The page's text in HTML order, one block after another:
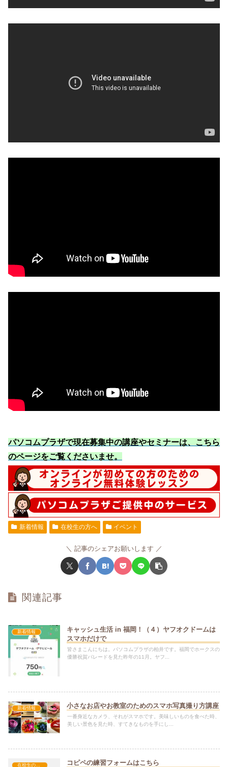
パソコムプラザで現在募集中の講座やセミナーは、こちら
のページをご覧くださいませ。
新着情報 在校生の方へ イベント
記事のシェアお願いします
関連記事
新着情報
キャッシュ生活 in 福岡！（４）ヤフオクドームは
スマホだけで
皆さまこんにちは。パソコムプラザの柏井です。福岡でホークスの
優勝祝賀パレードを見た昨年の11月。ヤフ...
新着情報 小さなお店やお教室のためのスマホ写真撮り方講座
一番身近なカメラ、それがスマホです。美味しいものを食べた時、
美しい景色を見た時、すてきなものを手にし...
在校生の方へ コピペの練習フォームはこちら